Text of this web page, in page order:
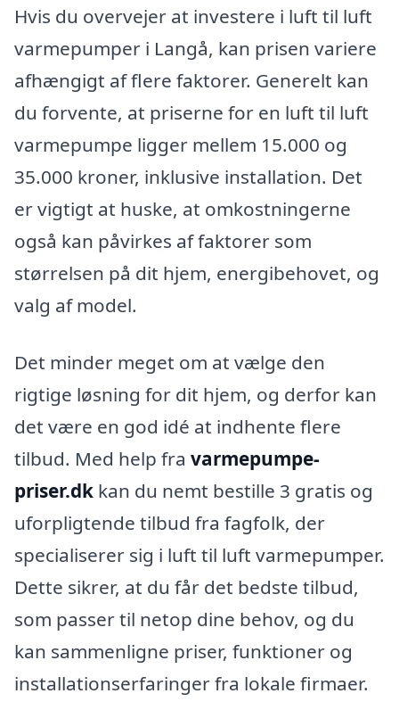
Hvis du overvejer at investere i luft til luft
varmepumper i Langå, kan prisen variere
afhængigt af flere faktorer. Generelt kan
du forvente, at priserne for en luft til luft
varmepumpe ligger mellem 15.000 og
35.000 kroner, inklusive installation. Det
er vigtigt at huske, at omkostningerne
også kan påvirkes af faktorer som
størrelsen på dit hjem, energibehovet, og
valg af model.
Det minder meget om at vælge den
rigtige løsning for dit hjem, og derfor kan
det være en god idé at indhente flere
tilbud. Med help fra varmepumpe-
priser.dk kan du nemt bestille 3 gratis og
uforpligtende tilbud fra fagfolk, der
specialiserer sig i luft til luft varmepumper.
Dette sikrer, at du får det bedste tilbud,
som passer til netop dine behov, og du
kan sammenligne priser, funktioner og
installationserfaringer fra lokale firmaer.